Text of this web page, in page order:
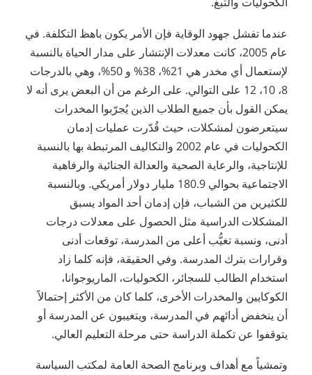
عندما تفشل جهود الوقاية فإن الأمر يكون باهظ التكلفة. في
عام 2005، كانت معدلات الإنتشار على مدار الحياة بالنسبة
لإستعمال أي مخدر هي 21%، 38% و 50%، وهي بالدرجات
8، 10، 12 على التوالي. على الرغم من أن البعض يرى أنه لا
يمكن القول بأن جميع الطلاب الذين يُجرّبوا المخدرات
سيتعرضون لمشكلات، حيث قُدّرت عمليات إدمان
الكحوليات في عام 2002 والتكاليف المرتبطة بها بالنسبة
للإنتاجية، والرعاية الصحية والعدالة الجنائية والرفاهية
الاجتماعية بحوالي 180.9 مليار دولار أمريكي. وبالنسبة
للكثيرين من الشباب، فإن إدمان أحد المواد يسبق
المشكلات الدراسية مثل الحصول على معدلات درجات
أدنى، ونسبة تغيُّب أعلى من المدرسة، توقعات أدنى
وقرارات بترك المدرسة. وفي الحقيقة، فإنه كلما زاد
استخدام الطالب للسجائر، الكحوليات، الماريوجوانا،
الكوكايين والمخدرات الأخرى، كلما كان من الأكثر إحتمالاً
أن ينخفض أدائهم في المدرسة، ويتغيبون عن المدرسة أو
يتوقفوا عن تكملة الدراسة حتى مرحلة التعليم العالي.
وتمشياً مع أهداف وبرنامج الصحة العامة لمكتب السياسة